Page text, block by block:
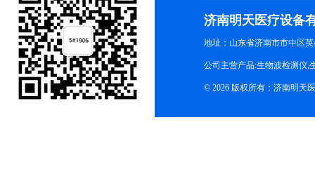
济南明天医疗设备
地址：山东省济南市市中区
公司主营产品:生物波检测仪,
© 2026 版权所有：济南明天